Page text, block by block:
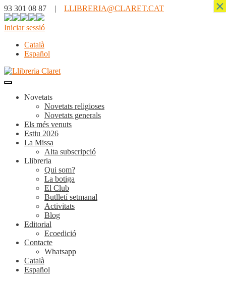
93 301 08 87 | LLIBRERIA@CLARET.CAT
Iniciar sessió
Català
Español
Novetats
Novetats religioses
Novetats generals
Els més venuts
Estiu 2026
La Missa
Alta subscripció
Llibreria
Qui som?
La botiga
El Club
Butlletí setmanal
Activitats
Blog
Editorial
Ecoedició
Contacte
Whatsapp
Català
Español
×